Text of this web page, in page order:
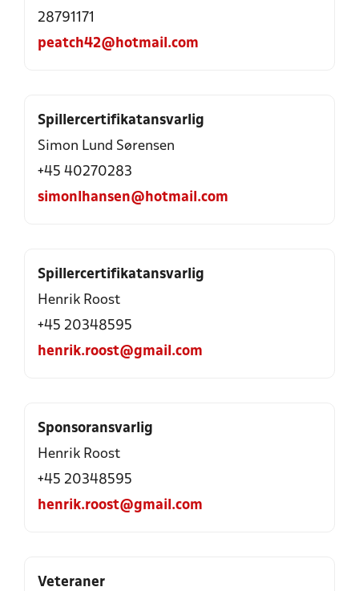
28791171
peatch42@hotmail.com
Spillercertifikatansvarlig
Simon Lund Sørensen
+45 40270283
simonlhansen@hotmail.com
Spillercertifikatansvarlig
Henrik Roost
+45 20348595
henrik.roost@gmail.com
Sponsoransvarlig
Henrik Roost
+45 20348595
henrik.roost@gmail.com
Veteraner